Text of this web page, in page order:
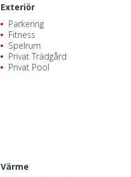
Exteriör
Parkering
Fitness
Spelrum
Privat Trädgård
Privat Pool
Värme